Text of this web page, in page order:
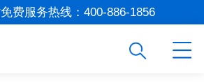
费服务热线： 400-886-1856